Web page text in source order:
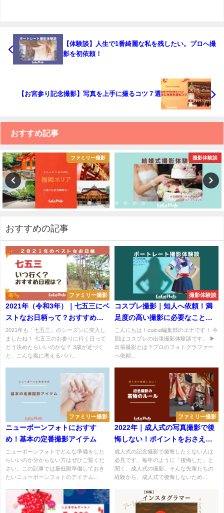
【体験談】人生で1番綺麗な私を残したい。プロへ撮
影を初依頼！
【お宮参り記念撮影】写真を上手に撮るコツ７選
おすすめ記事
ファミリー撮影 撮影体験談
おすすめの記事
ファミリー撮影
2021年（令和3年）｜七五三にベ
ストなお日柄って？おすすめ日
程を紹介
2021年も「七五三」のシーズンに突入し
ましたね！ 七五三のお参りに行く日って
どう決めたらいいのかな？ 3歳が近づく
と、こんな風に考えるパパ...
撮影体験談
コスプレ撮影｜知人へ依頼！満
足度の高い撮影に必要なこと
【体験談】
こんにちは！cuicui編集部のエナです！ 今
回はコスプレの出張撮影体験談です。 ▶
出張撮影とは？プロのフォトグラファー
へ依頼...
ファミリー撮影
ニューボーンフォトにおすす
め！基本の定番撮影アイテム
ニューボーンフォトでどんな準備をした
らいいのか分からない方はぜひご覧くだ
さい。この記事では最低限準備しておき
たいニューボーンフォトのアイテム...
ファミリー撮影
2022年｜成人式の写真撮影で後
悔しない！ポイントをおさえて
最高の1枚を
成人式の記念撮影で後悔したくない人は
必見です。毎年のように「後悔した」と
聞く、成人式の撮影。そんな先輩たちの
経験から、成人式で後悔しないため...